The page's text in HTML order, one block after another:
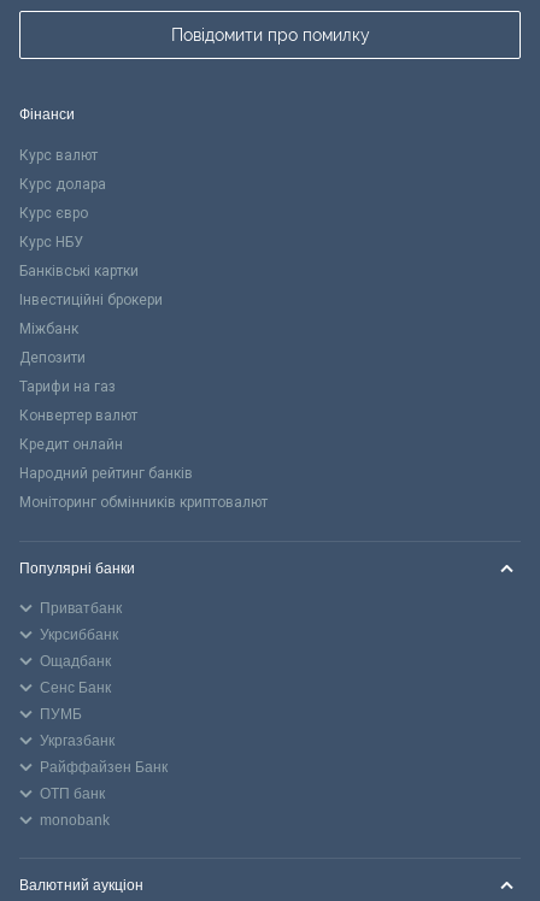
Повідомити про помилку
Фінанси
Курс валют
Курс долара
Курс євро
Курс НБУ
Банківські картки
Інвестиційні брокери
Міжбанк
Депозити
Тарифи на газ
Конвертер валют
Кредит онлайн
Народний рейтинг банків
Моніторинг обмінників криптовалют
Популярні банки
Приватбанк
Укрсиббанк
Ощадбанк
Сенс Банк
ПУМБ
Укргазбанк
Райффайзен Банк
ОТП банк
monobank
Валютний аукціон